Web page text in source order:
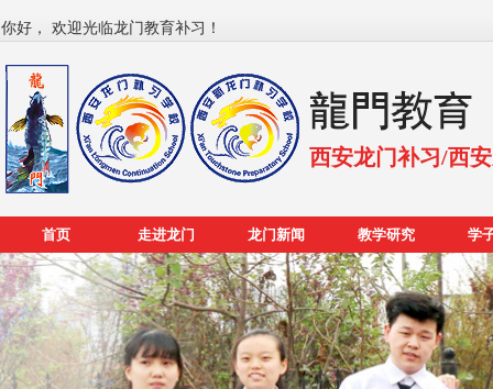
你好， 欢迎光临龙门教育补习！
西安龙门补习/西
首页 走进龙门 龙门新闻 教学研究 学